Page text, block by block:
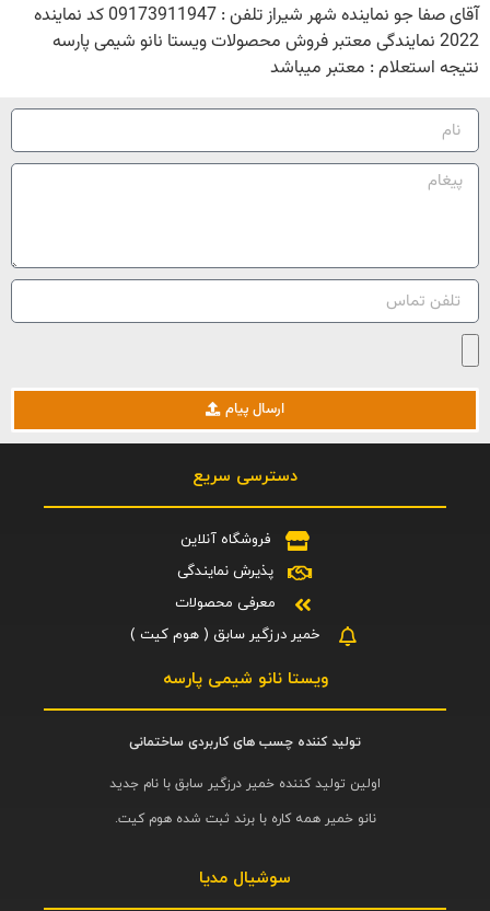
آقای صفا جو نماینده شهر شیراز تلفن : 09173911947 کد نماینده
2022 نمایندگی معتبر فروش محصولات ویستا نانو شیمی پارسه
نتیجه استعلام : معتبر میباشد
ارسال پیام
دسترسی سریع
فروشگاه آنلاین
پذیرش نمایندگی
معرفی محصولات
خمیر درزگیر سابق ( هوم کیت )
ویستا نانو شیمی پارسه
تولید کننده چسب های کاربردی ساختمانی
اولین تولید کننده خمیر درزگیر سابق با نام جدید
نانو خمیر همه کاره با برند ثبت شده هوم کیت.
سوشیال مدیا